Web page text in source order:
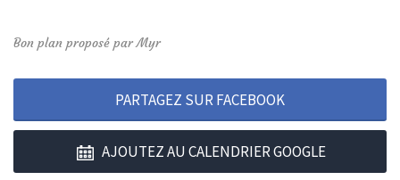
Bon plan proposé par Myr
PARTAGEZ SUR FACEBOOK
AJOUTEZ AU CALENDRIER GOOGLE